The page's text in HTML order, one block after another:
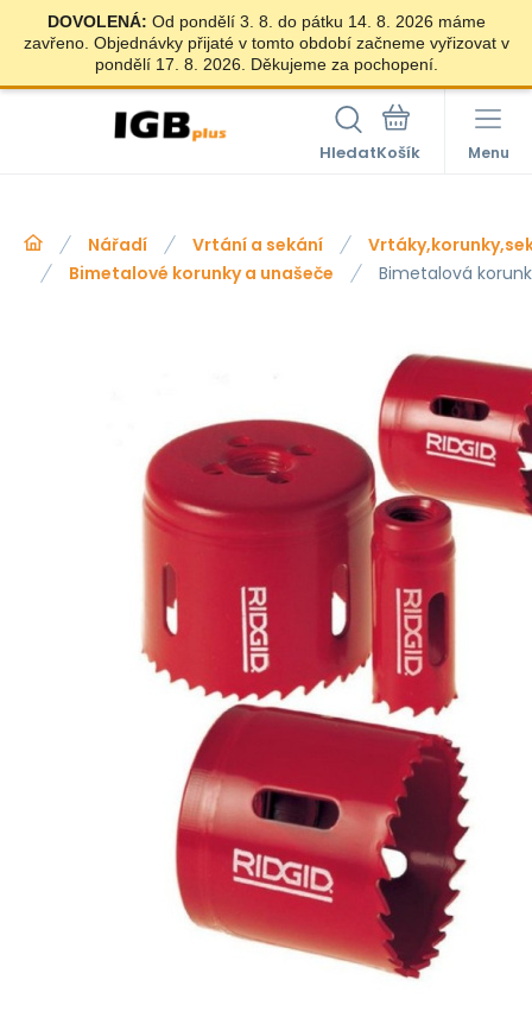
DOVOLENÁ: Od pondělí 3. 8. do pátku 14. 8. 2026 máme
zavřeno. Objednávky přijaté v tomto období začneme vyřizovat v
pondělí 17. 8. 2026. Děkujeme za pochopení.
Hledat Menu
Nářadí Vrtání a sekání
Bimetalové korunky a unašeče
Bimetalová